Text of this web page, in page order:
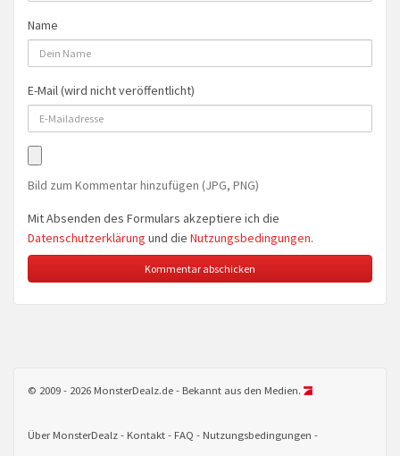
Name
E-Mail (wird nicht veröffentlicht)
Bild zum Kommentar hinzufügen (JPG, PNG)
Mit Absenden des Formulars akzeptiere ich die
Datenschutzerklärung und die Nutzungsbedingungen.
© 2009 - 2026 MonsterDealz.de - Bekannt aus den Medien.
Über MonsterDealz Kontakt FAQ Nutzungsbedingungen